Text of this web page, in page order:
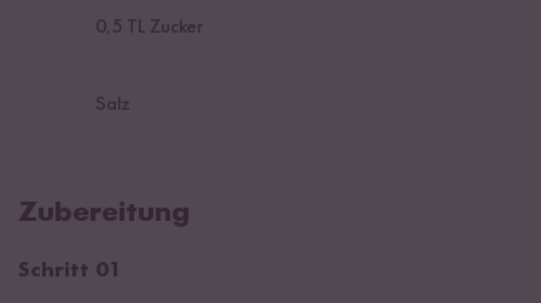
0,5 TL Zucker
Salz
Zubereitung
Schritt 01